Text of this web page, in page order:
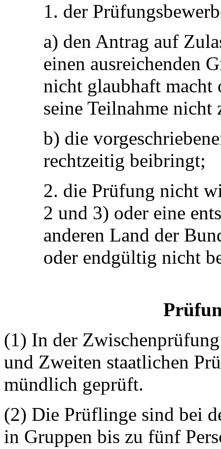
1. der
a) den Antrag auf
einen ausreichenden
nicht glaubhaft macht
seine Teilnahme nicht
b) die
rechtzeitig beibringt;
2. die Prüfung nicht
2 und 3) oder eine
anderen Land der
oder endgültig nicht
(1) In der
und Zweiten staatlichen
mündlich geprüft.
(2) Die Prüflinge sind bei
in Gruppen bis zu fünf